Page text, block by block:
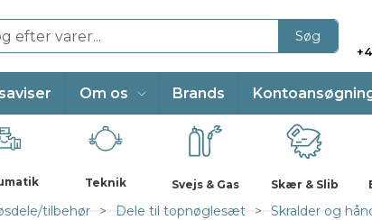
Søg
Om os Brands
Teknik Svejs & Gas Skær & Slib
tilbehør Dele til topnøglesæt Skralder og